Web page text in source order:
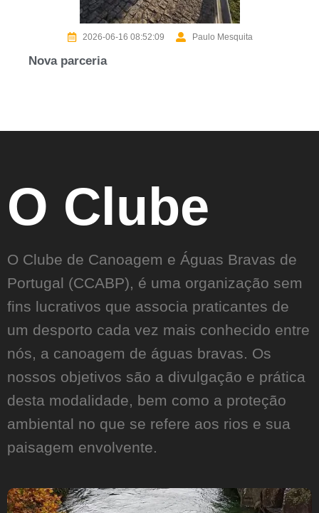
2026-06-16 08:52:09 Paulo Mesquita
Nova parceria
O Clube
O Clube de Canoagem e Águas Bravas de
Portugal (CCABP), é uma organização sem
fins lucrativos que associa praticantes de
um desporto cada vez mais conhecido entre
nós, a canoagem de águas bravas. Os
nossos objetivos são a divulgação e prática
desta modalidade, bem como a proteção
ambiental no que se refere aos rios e sua
paisagem envolvente.